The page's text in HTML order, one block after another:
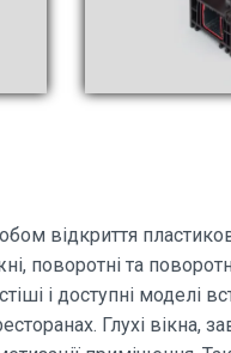
відкриття
поворотні та
і доступні моделі
Глухі вікна,